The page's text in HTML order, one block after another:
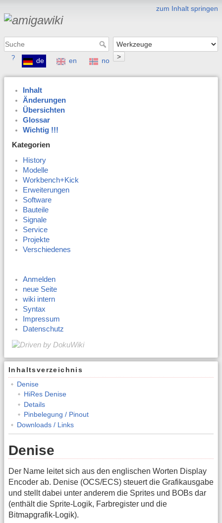
zum Inhalt springen
>
? de en no
Inhalt
Änderungen
Übersichten
Glossar
Wichtig !!!
Kategorien
History
Modelle
Workbench+Kick
Erweiterungen
Software
Bauteile
Signale
Service
Projekte
Verschiedenes
Anmelden
neue Seite
wiki intern
Syntax
Impressum
Datenschutz
Inhaltsverzeichnis
Denise
HiRes Denise
Details
Pinbelegung / Pinout
Downloads / Links
Denise
Der Name leitet sich aus den englischen Worten Display
Encoder ab. Denise (OCS/ECS) steuert die Grafikausgabe
und stellt dabei unter anderem die Sprites und BOBs dar
(enthält die Sprite-Logik, Farbregister und die
Bitmapgrafik-Logik).